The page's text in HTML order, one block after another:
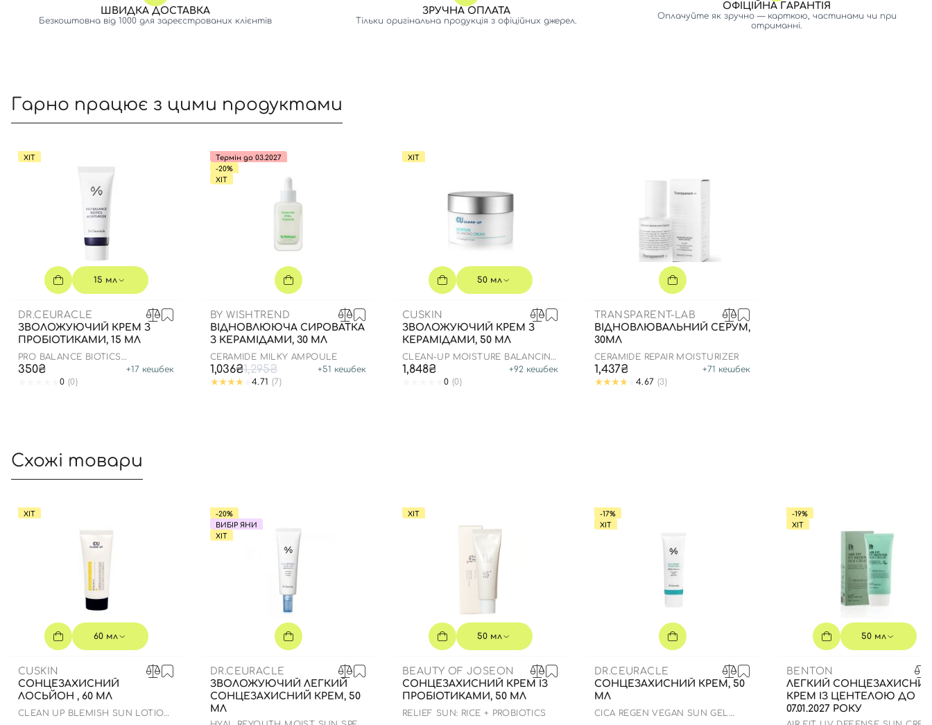
ШВИДКА ДОСТАВКА
Безкоштовна від 1000 для зареєстрованих клієнтів
ЗРУЧНА ОПЛАТА
Тільки оригінальна продукція з офіційних джерел.
ОФІЦІЙНА ГАРАНТІЯ
Оплачуйте як зручно — карткою, частинами чи при
отриманні.
Гарно працює з цими продуктами
ХІТ
15 мл
DR.CEURACLE
ЗВОЛОЖУЮЧИЙ КРЕМ З
ПРОБІОТИКАМИ, 15 МЛ
PRO BALANCE BIOTICS
MOISTURIZER
350₴ +17 кешбек
0 (0)
Термін до 03.2027
-20%
ХІТ
BY WISHTREND
ВІДНОВЛЮЮЧА СИРОВАТКА
З КЕРАМІДАМИ, 30 МЛ
CERAMIDE MILKY AMPOULE
1,036₴1,295₴ +51 кешбек
4.71 (7)
ХІТ
50 мл
CUSKIN
ЗВОЛОЖУЮЧИЙ КРЕМ З
КЕРАМІДАМИ, 50 МЛ
CLEAN-UP MOISTURE BALANCING
CREAM
1,848₴ +92 кешбек
0 (0)
TRANSPARENT-LAB
ВІДНОВЛЮВАЛЬНИЙ СЕРУМ,
30МЛ
CERAMIDE REPAIR MOISTURIZER
1,437₴ +71 кешбек
4.67 (3)
Схожі товари
ХІТ
60 мл
CUSKIN
СОНЦЕЗАХИСНИЙ
ЛОСЬЙОН , 60 МЛ
CLEAN UP BLEMISH SUN LOTION
-20%
ВИБІР ЯНИ
ХІТ
DR.CEURACLE
ЗВОЛОЖУЮЧИЙ ЛЕГКИЙ
СОНЦЕЗАХИСНИЙ КРЕМ, 50
МЛ
ХІТ
50 мл
BEAUTY OF JOSEON
СОНЦЕЗАХИСНИЙ КРЕМ ІЗ
ПРОБІОТИКАМИ, 50 МЛ
RELIEF SUN: RICE + PROBIOTICS
-17%
ХІТ
DR.CEURACLE
СОНЦЕЗАХИСНИЙ КРЕМ, 50
МЛ
СICA REGEN VEGAN SUN GEL
-19%
ХІТ
50 мл
BENTON
ЛЕГКИЙ
КРЕМ ІЗ ЦЕНТЕЛОЮ ДО
07.01.2027 РОКУ
Вхід Реєстрація
Увійти за допомогою e-mail